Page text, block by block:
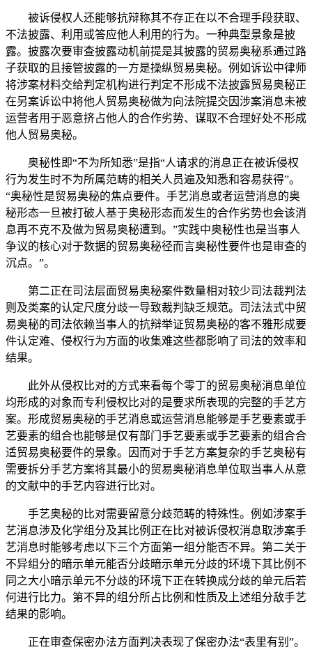
被诉侵权人还能够抗辩称其不存正在以不合理手段获取、
不法披露、利用或答应他人利用的行为。一种典型景象是披
露。披露次要审查披露动机前提是其披露的贸易奥秘系通过路
子获取的且接管披露的一方是操纵贸易奥秘。例如诉讼中律师
将涉案材料交给判定机构进行判定不形成不法披露贸易奥秘正
在另案诉讼中将他人贸易奥秘做为向法院提交因涉案消息未被
运营者用于恶意挤占他人的合作劣势、谋取不合理好处不形成
他人贸易奥秘。
奥秘性即“不为所知悉”是指“人请求的消息正在被诉侵权
行为发生时不为所属范畴的相关人员遍及知悉和容易获得”。
“奥秘性是贸易奥秘的焦点要件。手艺消息或者运营消息的奥
秘形态一旦被打破人基于奥秘形态而发生的合作劣势也会该消
息再不克不及做为贸易奥秘遭到。”实践中奥秘性也是当事人
争议的核心对于数据的贸易奥秘径而言奥秘性要件也是审查的
沉点。”。
第二正在司法层面贸易奥秘案件数量相对较少司法裁判法
则及类案的认定尺度分歧一导致裁判缺乏规范。司法法式中贸
易奥秘的司法依赖当事人的抗辩举证贸易奥秘的客不雅形成要
件认定难、侵权行为方面的收集难这些都影响了司法的效率和
结果。
此外从侵权比对的方式来看每个零丁的贸易奥秘消息单位
均形成的对象而专利侵权比对的是要求所表现的完整的手艺方
案。形成贸易奥秘的手艺消息或运营消息能够是手艺要素或手
艺要素的组合也能够是仅有部门手艺要素或手艺要素的组合合
适贸易奥秘要件的景象。因而对于手艺方案复杂的手艺奥秘有
需要拆分手艺方案将其最小的贸易奥秘消息单位取当事人从意
的文献中的手艺内容进行比对。
手艺奥秘的比对需要留意分歧范畴的特殊性。例如涉案手
艺消息涉及化学组分及其比例正在比对被诉侵权消息取涉案手
艺消息时能够考虑以下三个方面第一组分能否不异。第二关于
不异组分的暗示单元能否分歧暗示单元分歧的环境下其比例不
同之大小暗示单元不分歧的环境下正在转换成分歧的单元后若
何进行比力。第不异的组分所占比例和性质及上述组分敌手艺
结果的影响。
正在审查保密办法方面判决表现了保密办法“表里有别”。